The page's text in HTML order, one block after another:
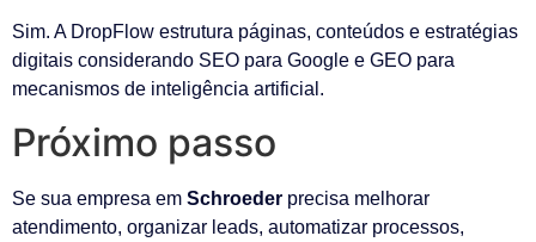
Sim. A DropFlow estrutura páginas, conteúdos e estratégias
digitais considerando SEO para Google e GEO para
mecanismos de inteligência artificial.
Próximo passo
Se sua empresa em Schroeder precisa melhorar
atendimento, organizar leads, automatizar processos,